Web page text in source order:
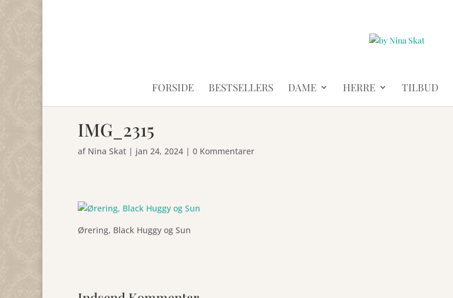
FORSIDE BESTSELLERS DAME HERRE TILBUD
IMG_2315
af Nina Skat | jan 24, 2024 | 0 Kommentarer
Ørering, Black Huggy og Sun